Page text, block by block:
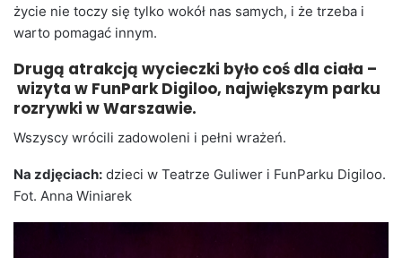
życie nie toczy się tylko wokół nas samych, i że trzeba i
warto pomagać innym.
Drugą atrakcją wycieczki było coś dla ciała –
wizyta w FunPark Digiloo, największym parku
rozrywki w Warszawie.
Wszyscy wrócili zadowoleni i pełni wrażeń.
Na zdjęciach: dzieci w Teatrze Guliwer i FunParku Digiloo.
Fot. Anna Winiarek